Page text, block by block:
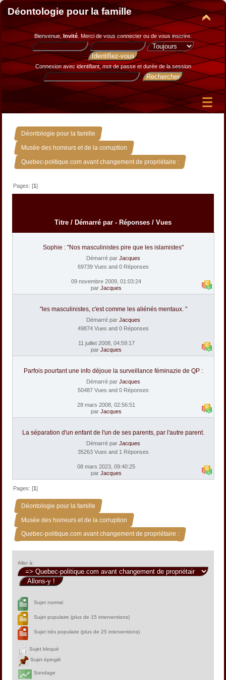
Déontologie pour la famille
Bienvenue, Invité. Merci devous connecter ou de vous inscrire.
Connexion avec identifiant, mot de passe et durée de la session
Déontologie pour la famille »
Musée des horreurs et de la corruption »
Quebec-politique.com avant changement de propriétaire :
Pages: [1]
Titre / Démarré par - Réponses / Vues
Sophie : "Nos masculinistes pire que les islamistes"
Démarré par Jacques
69739 Vues and 0 Réponses
09 novembre 2009, 01:03:24
par Jacques
"les masculinistes, c'est comme les aliénés mentaux. "
Démarré par Jacques
49874 Vues and 0 Réponses
11 juillet 2008, 04:59:17
par Jacques
Parfois pourtant une info déjoue la surveillance féminazie de QP :
Démarré par Jacques
50487 Vues and 0 Réponses
28 mars 2008, 02:56:51
par Jacques
La séparation d'un enfant de l'un de ses parents, par l'autre parent.
Démarré par Jacques
35263 Vues and 1 Réponses
08 mars 2023, 09:40:25
par Jacques
Pages: [1]
Déontologie pour la famille »
Musée des horreurs et de la corruption »
Quebec-politique.com avant changement de propriétaire :
Aller à:
Sujet normal
Sujet populaire (plus de 15 interventions)
Sujet très populaire (plus de 25 interventions)
Sujet bloqué
Sujet épinglé
Sondage